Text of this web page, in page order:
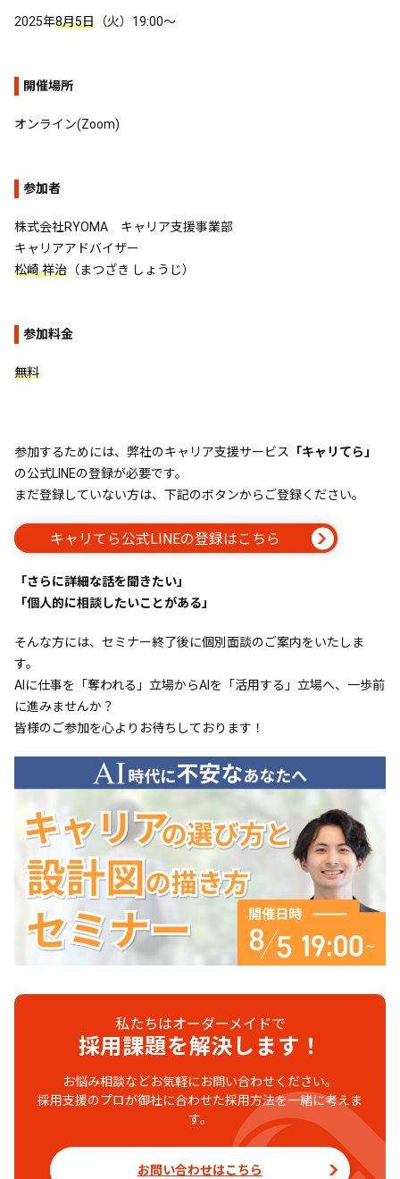
2025年8月5日 （火）19:00～
開催場所
オンライン(Zoom)
参加者
株式会社RYOMA キャリア支援事業部
キャリアアドバイザー
松崎 祥治 （まつざき しょうじ）
参加料金
無料
参加するためには、弊社のキャリア支援サービス 「キャリてら」
の公式LINEの登録が必要です。
まだ登録していない方は、下記のボタンからご登録ください。
キャリてら公式LINEの登録はこちら
「さらに詳細な話を聞きたい」
「個人的に相談したいことがある」
そんな方には、セミナー終了後に個別面談のご案内をいたしま
す。
AIに仕事を「奪われる」立場からAIを「活用する」立場へ、一歩前
に進みませんか？
皆様のご参加を心よりお待ちしております！
私たちはオーダーメイドで
採用課題を解決します！
お悩み相談などお気軽にお問い合わせください。
採用支援のプロが御社に合わせた採用方法を一緒に考えま
す。
お問い合わせはこちら